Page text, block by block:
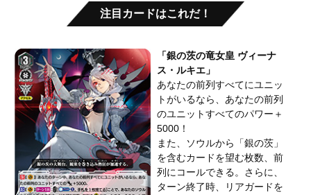
注目カードはこれだ！
「銀の茨の竜女皇 ヴィーナ
ス・ルキエ」
あなたの前列すべてにユニッ
トがいるなら、あなたの前列
のユニットすべてのパワー＋
5000！
また、ソウルから「銀の茨」
を含むカードを望む枚数、前
列にコールできる。さらに、
ターン終了時、リアガードを